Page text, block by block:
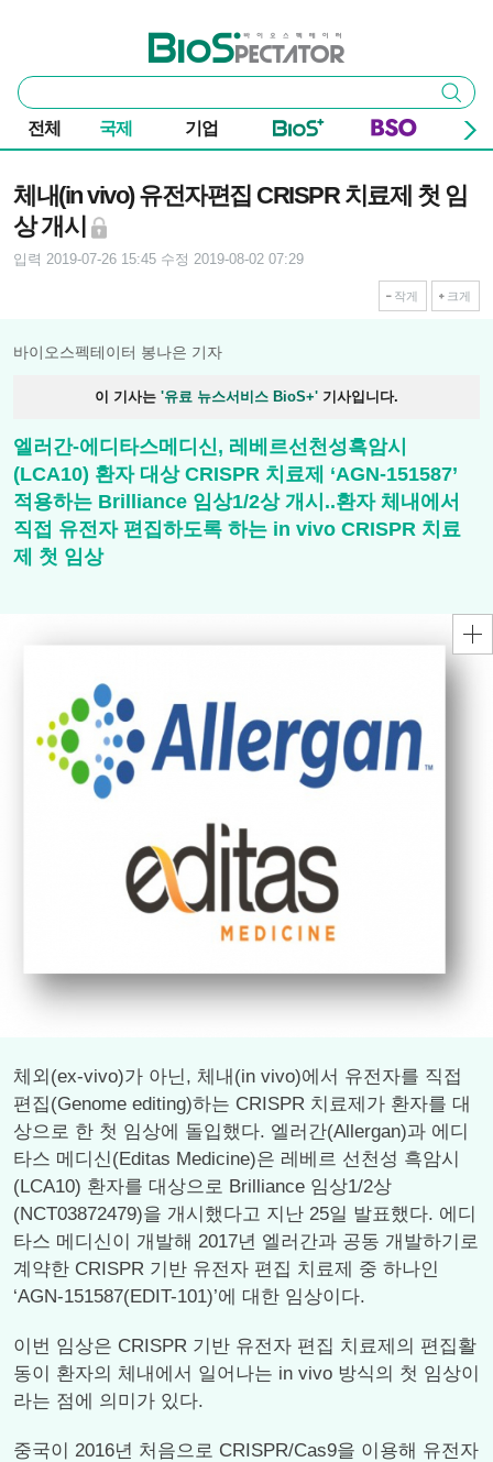
바이오스펙테이터
통
합
검
색
검색
전체 국제 기업
체내(in vivo) 유전자편집 CRISPR 치료제 첫 임
상 개시
입력 2019-07-26 15:45 수정 2019-08-02 07:29
작게 크게
바이오스펙테이터 봉나은 기자
이 기사는 '유료 뉴스서비스 BioS+' 기사입니다.
엘러간-에디타스메디신, 레베르선천성흑암시
(LCA10) 환자 대상 CRISPR 치료제 ‘AGN-151587’
적용하는 Brilliance 임상1/2상 개시..환자 체내에서
직접 유전자 편집하도록 하는 in vivo CRISPR 치료
제 첫 임상
체외(ex-vivo)가 아닌, 체내(in vivo)에서 유전자를 직접
편집(Genome editing)하는 CRISPR 치료제가 환자를 대
상으로 한 첫 임상에 돌입했다. 엘러간(Allergan)과 에디
타스 메디신(Editas Medicine)은 레베르 선천성 흑암시
(LCA10) 환자를 대상으로 Brilliance 임상1/2상
(NCT03872479)을 개시했다고 지난 25일 발표했다. 에디
타스 메디신이 개발해 2017년 엘러간과 공동 개발하기로
계약한 CRISPR 기반 유전자 편집 치료제 중 하나인
‘AGN-151587(EDIT-101)’에 대한 임상이다.
이번 임상은 CRISPR 기반 유전자 편집 치료제의 편집활
동이 환자의 체내에서 일어나는 in vivo 방식의 첫 임상이
라는 점에 의미가 있다.
중국이 2016년 처음으로 CRISPR/Cas9을 이용해 유전자